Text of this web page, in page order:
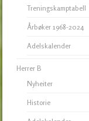
Treningskamptabell
Årbøker 1968-2024
Adelskalender
Herrer B
Nyheiter
Historie